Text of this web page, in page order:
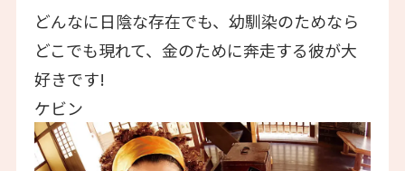
どんなに日陰な存在でも、幼馴染のためなら
どこでも現れて、金のために奔走する彼が大
好きです!
ケビン